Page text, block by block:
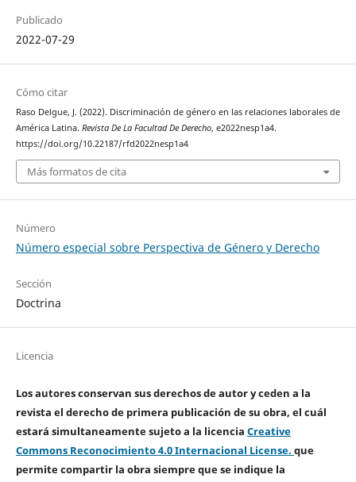
Publicado
2022-07-29
Cómo citar
Raso Delgue, J. (2022). Discriminación de género en las relaciones laborales de
América Latina. Revista De La Facultad De Derecho, e2022nesp1a4.
https://doi.org/10.22187/rfd2022nesp1a4
Más formatos de cita
Número
Número especial sobre Perspectiva de Género y Derecho
Sección
Doctrina
Licencia
Los autores conservan sus derechos de autor y ceden a la
revista el derecho de primera publicación de su obra, el cuál
estará simultaneamente sujeto a la licencia Creative
Commons Reconocimiento 4.0 Internacional License. que
permite compartir la obra siempre que se indique la